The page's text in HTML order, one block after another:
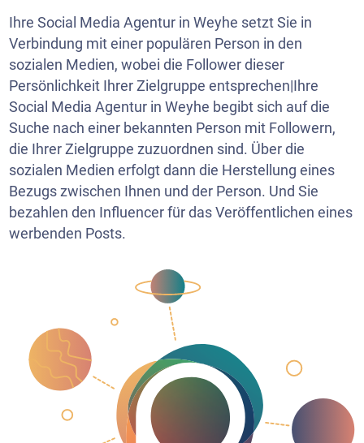
Ihre Social Media Agentur in Weyhe setzt Sie in
Verbindung mit einer populären Person in den
sozialen Medien, wobei die Follower dieser
Persönlichkeit Ihrer Zielgruppe entsprechen|Ihre
Social Media Agentur in Weyhe begibt sich auf die
Suche nach einer bekannten Person mit Followern,
die Ihrer Zielgruppe zuzuordnen sind. Über die
sozialen Medien erfolgt dann die Herstellung eines
Bezugs zwischen Ihnen und der Person. Und Sie
bezahlen den Influencer für das Veröffentlichen eines
werbenden Posts.